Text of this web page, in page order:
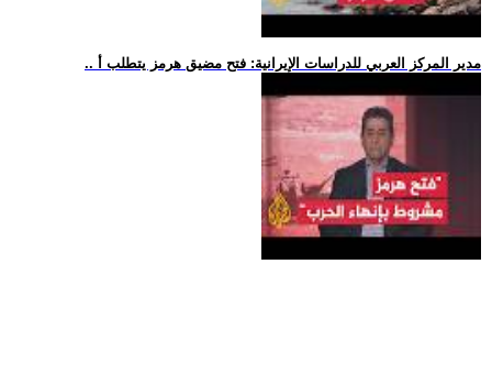
.. مدير المركز العربي للدراسات الإيرانية: فتح مضيق هرمز يتطلب أ